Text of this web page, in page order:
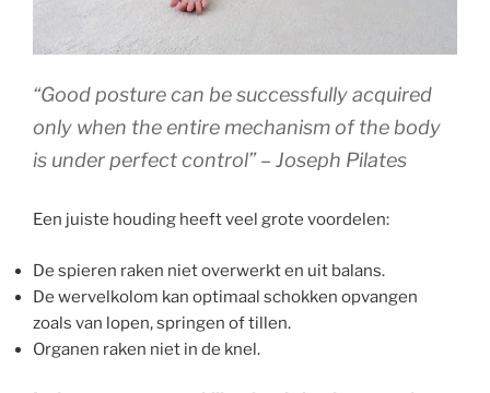
“Good posture can be successfully acquired
only when the entire mechanism of the body
is under perfect control” – Joseph Pilates
Een juiste houding heeft veel grote voordelen:
De spieren raken niet overwerkt en uit balans.
De wervelkolom kan optimaal schokken opvangen
zoals van lopen, springen of tillen.
Organen raken niet in de knel.